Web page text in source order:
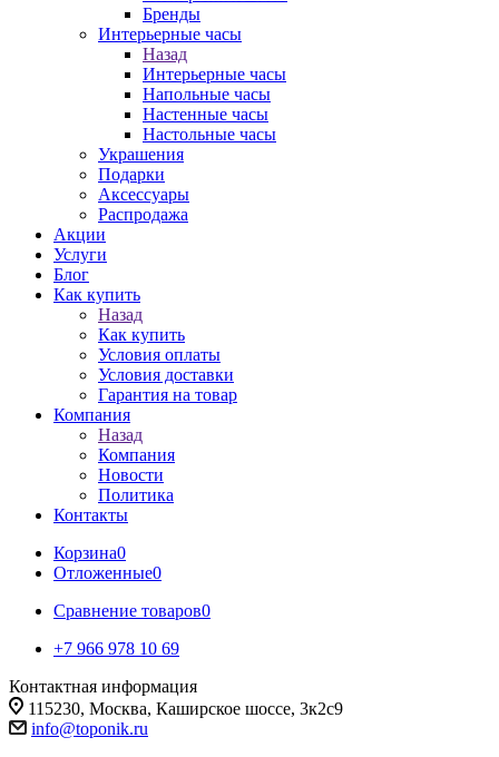
Бренды
Интерьерные часы
Назад
Интерьерные часы
Напольные часы
Настенные часы
Настольные часы
Украшения
Подарки
Аксессуары
Распродажа
Акции
Услуги
Блог
Как купить
Назад
Как купить
Условия оплаты
Условия доставки
Гарантия на товар
Компания
Назад
Компания
Новости
Политика
Контакты
Корзина0
Отложенные0
Сравнение товаров0
+7 966 978 10 69
Контактная информация
115230, Москва, Каширское шоссе, 3к2с9
info@toponik.ru